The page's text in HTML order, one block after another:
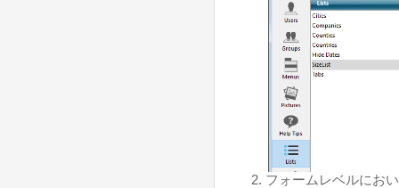
フォームレベルにお